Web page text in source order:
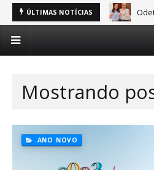
ÚLTIMAS NOTÍCIAS
Mostrando
ANO NOVO